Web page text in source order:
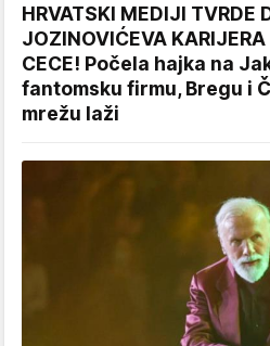
HRVATSKI MEDIJI TVRDE
JOZINOVIĆEVA KARIJERA
CECE! Počela hajka na
fantomsku firmu, Bregu i
mrežu laži